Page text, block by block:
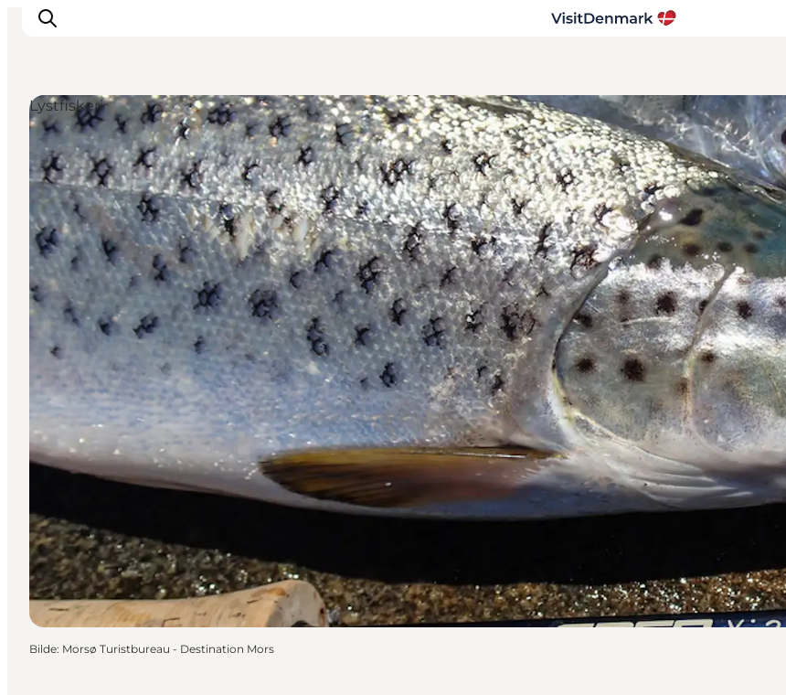
Inspirasjon
Reisemål
Aktiviteter
Overnatting
Planlegg reisen
Lystfiskeri
Bilde: Morsø Turistbureau - Destination Mors